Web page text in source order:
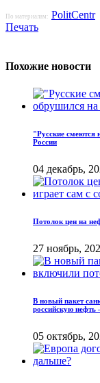
По материалам: PolitCentr
Печать
Похожие новости
"Русские смеются
России
04 декабрь,
Потолок цен на
27 ноябрь,
В новый пакет
российскую
05 октябрь,